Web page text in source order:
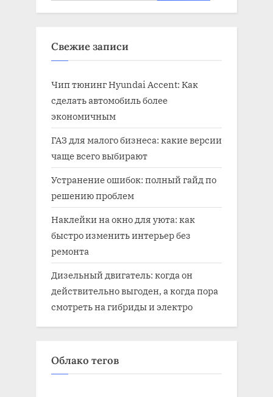
Свежие записи
Чип тюнинг Hyundai Accent: Как
сделать автомобиль более
экономичным
ГАЗ для малого бизнеса: какие версии
чаще всего выбирают
Устранение ошибок: полный гайд по
решению проблем
Наклейки на окно для уюта: как
быстро изменить интерьер без
ремонта
Дизельный двигатель: когда он
действительно выгоден, а когда пора
смотреть на гибриды и электро
Облако тегов